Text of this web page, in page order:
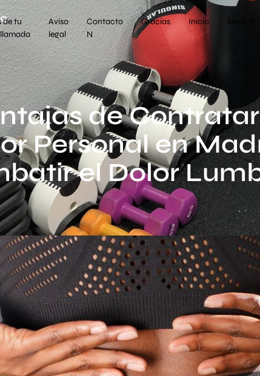
de tu
Aviso
legal
Contacto
N
Gracias Inicio landing
de
Personal en
el Dolor